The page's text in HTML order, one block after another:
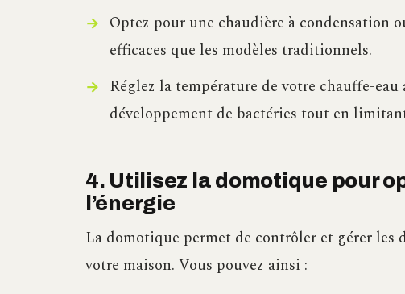
Optez pour une chaudière à condensation
efficaces que les modèles traditionnels.
Réglez la température de votre chauffe-
développement de bactéries tout en
4. Utilisez la domotique pour
l’énergie
La domotique permet de contrôler et gérer les
votre maison. Vous pouvez ainsi :